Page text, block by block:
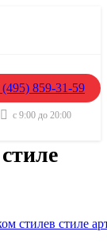
859-31-59
с 9:00 до 20:00
стилев стиле